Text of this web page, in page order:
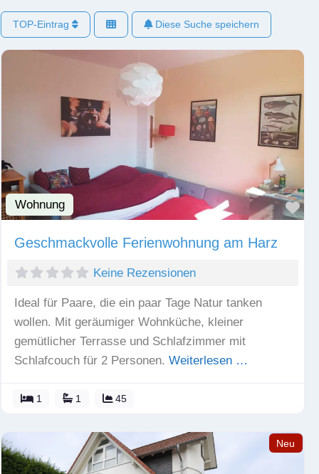
TOP-Eintrag Diese Suche speichern
Wohnung
Geschmackvolle Ferienwohnung am Harz
Keine Rezensionen
Ideal für Paare, die ein paar Tage Natur tanken
wollen. Mit geräumiger Wohnküche, kleiner
gemütlicher Terrasse und Schlafzimmer mit
Schlafcouch für 2 Personen. Weiterlesen …
1 1 45
Neu